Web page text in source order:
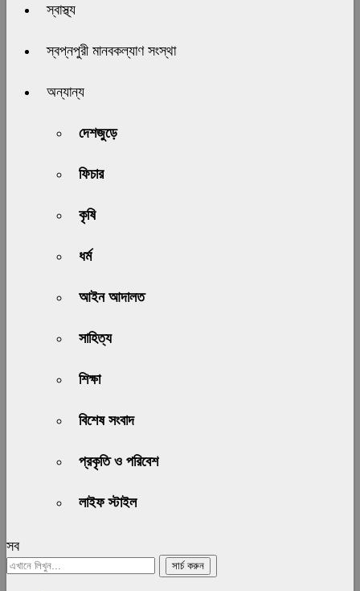
স্বাস্থ্য
স্বপ্নপুরী মানবকল্যাণ সংস্থা
অন্যান্য
দেশজুড়ে
ফিচার
কৃষি
ধর্ম
আইন আদালত
সাহিত্য
শিক্ষা
বিশেষ সংবাদ
প্রকৃতি ও পরিবেশ
লাইফ স্টাইল
সব